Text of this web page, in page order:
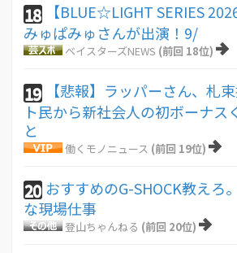
18
【BLUE☆LIGHT SERIES
みゅぱみゅさんが出演！9/
ベイスターズNEWS (前回 18位)
19
【悲報】ラッパーさん、札
ト民から新社会人の初ボーナス
と
働くモノニュース (前回 19位)
20 おすすめのG-SHOCK教えろ
な現場仕事
登山ちゃんねる (前回 20位)